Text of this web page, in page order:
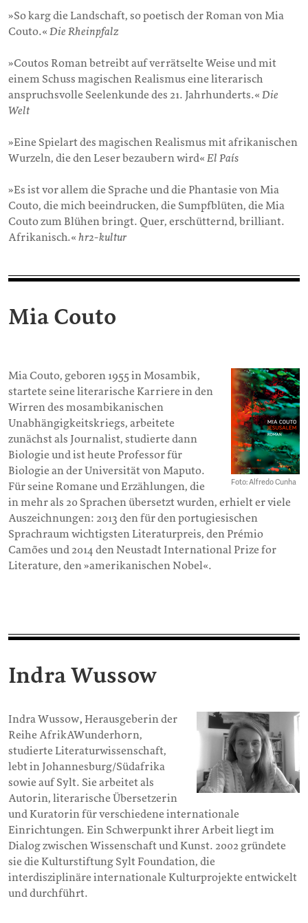
»So karg die Landschaft, so poetisch der Roman von Mia
Couto.« Die Rheinpfalz
»Coutos Roman betreibt auf verrätselte Weise und mit
einem Schuss magischen Realismus eine literarisch
anspruchsvolle Seelenkunde des 21. Jahrhunderts.« Die
Welt
»Eine Spielart des magischen Realismus mit afrikanischen
Wurzeln, die den Leser bezaubern wird« El País
»Es ist vor allem die Sprache und die Phantasie von Mia
Couto, die mich beeindrucken, die Sumpfblüten, die Mia
Couto zum Blühen bringt. Quer, erschütternd, brilliant.
Afrikanisch.« hr2-kultur
Mia Couto
Foto: Alfredo Cunha
Mia Couto, geboren 1955 in Mosambik,
startete seine literarische Karriere in den
Wirren des mosambikanischen
Unabhängigkeitskriegs, arbeitete
zunächst als Journalist, studierte dann
Biologie und ist heute Professor für
Biologie an der Universität von Maputo.
Für seine Romane und Erzählungen, die
in mehr als 20 Sprachen übersetzt wurden, erhielt er viele
Auszeichnungen: 2013 den für den portugiesischen
Sprachraum wichtigsten Literaturpreis, den Prémio
Camões und 2014 den Neustadt International Prize for
Literature, den »amerikanischen Nobel«.
Indra Wussow
Indra Wussow, Herausgeberin der
Reihe AfrikAWunderhorn,
studierte Literaturwissenschaft,
lebt in Johannesburg/Südafrika
sowie auf Sylt. Sie arbeitet als
Autorin, literarische Übersetzerin
und Kuratorin für verschiedene internationale
Einrichtungen. Ein Schwerpunkt ihrer Arbeit liegt im
Dialog zwischen Wissenschaft und Kunst. 2002 gründete
sie die Kulturstiftung Sylt Foundation, die
interdisziplinäre internationale Kulturprojekte entwickelt
und durchführt.